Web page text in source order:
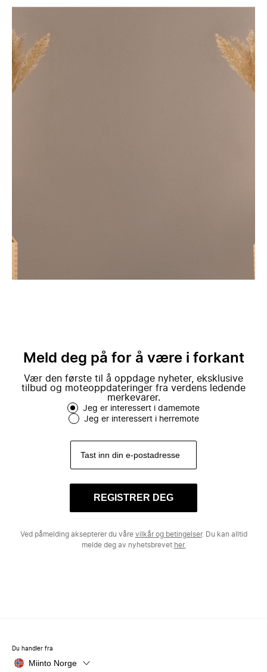
Meld deg på for å være i forkant
Vær den første til å oppdage nyheter, eksklusive
tilbud og moteoppdateringer fra verdens ledende
merkevarer.
Jeg er interessert i damemote
Jeg er interessert i herremote
REGISTRER DEG
Ved påmelding aksepterer du våre vilkår og betingelser. Du kan alltid
melde deg av nyhetsbrevet her.
Du handler fra
Miinto Norge